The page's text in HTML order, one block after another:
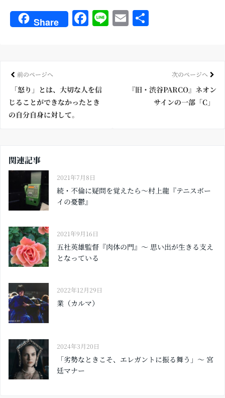
Share
Fa Li
E
前のページへ
「怒り」とは、大切な人を信
じることができなかったとき
の自分自身に対して。
次のページへ
『旧・渋谷PARCO』ネオン
サインの一部「C」
関連記事
2021年7月8日
続・不倫に疑問を覚えたら〜村上龍『テニスボー
イの憂鬱』
2021年9月16日
五社英雄監督『肉体の門』〜 思い出が生きる支え
となっている
2022年12月29日
業（カルマ）
2024年3月20日
「劣勢なときこそ、エレガントに振る舞う」〜 宮
廷マナー